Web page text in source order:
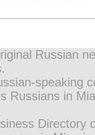
Russian
speaking
Russians in
Directory